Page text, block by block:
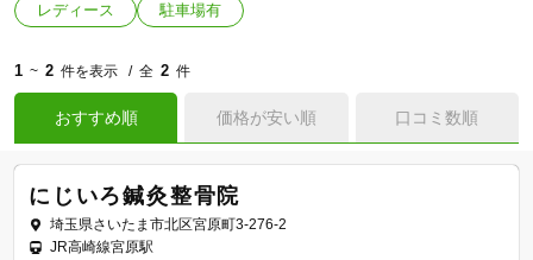
レディース
駐車場有
1 ~ 2 件を表示 全 2 件
おすすめ順 価格が安い順 口コミ数順
にじいろ鍼灸整骨院
埼玉県さいたま市北区宮原町3-276-2
JR高崎線宮原駅